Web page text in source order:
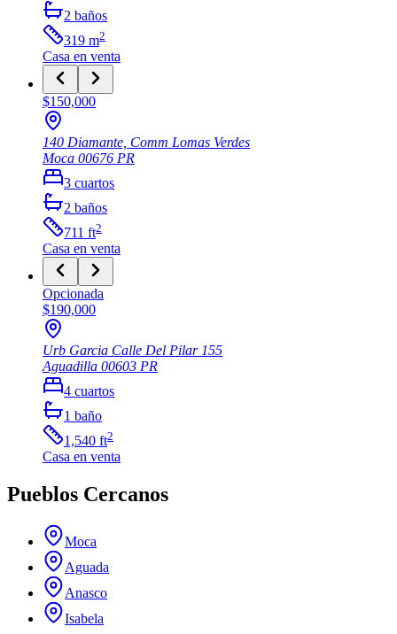
2 baños
319 m2
Casa en venta
$150,000
140 Diamante, Comm Lomas Verdes
Moca 00676 PR
3 cuartos
2 baños
711 ft2
Casa en venta
Opcionada
$190,000
Urb Garcia Calle Del Pilar 155
Aguadilla 00603 PR
4 cuartos
1 baño
1,540 ft2
Casa en venta
Pueblos Cercanos
Moca
Aguada
Anasco
Isabela